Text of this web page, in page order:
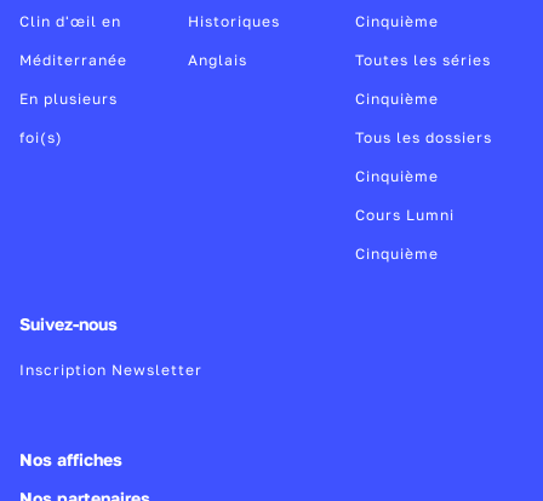
Clin d'œil en
Méditerranée
En plusieurs
foi(s)
Historiques
Anglais
Cinquième
Toutes les séries
Cinquième
Tous les dossiers
Cinquième
Cours Lumni
Cinquième
Suivez-nous
Inscription Newsletter
Nos affiches